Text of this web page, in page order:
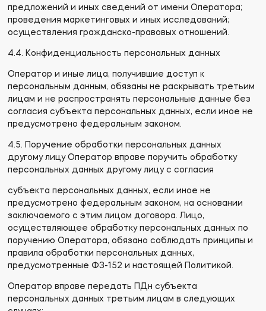
предложений и иных сведений от имени Оператора;
проведения маркетинговых и иных исследований;
осуществления гражданско-правовых отношений.
4.4. Конфиденциальность персональных данных
Оператор и иные лица, получившие доступ к
персональным данным, обязаны не раскрывать третьим
лицам и не распространять персональные данные без
согласия субъекта персональных данных, если иное не
предусмотрено федеральным законом.
4.5. Поручение обработки персональных данных
другому лицу Оператор вправе поручить обработку
персональных данных другому лицу с согласия
субъекта персональных данных, если иное не
предусмотрено федеральным законом, на основании
заключаемого с этим лицом договора. Лицо,
осуществляющее обработку персональных данных по
поручению Оператора, обязано соблюдать принципы и
правила обработки персональных данных,
предусмотренные ФЗ-152 и настоящей Политикой.
Оператор вправе передать ПДн субъекта
персональных данных третьим лицам в следующих